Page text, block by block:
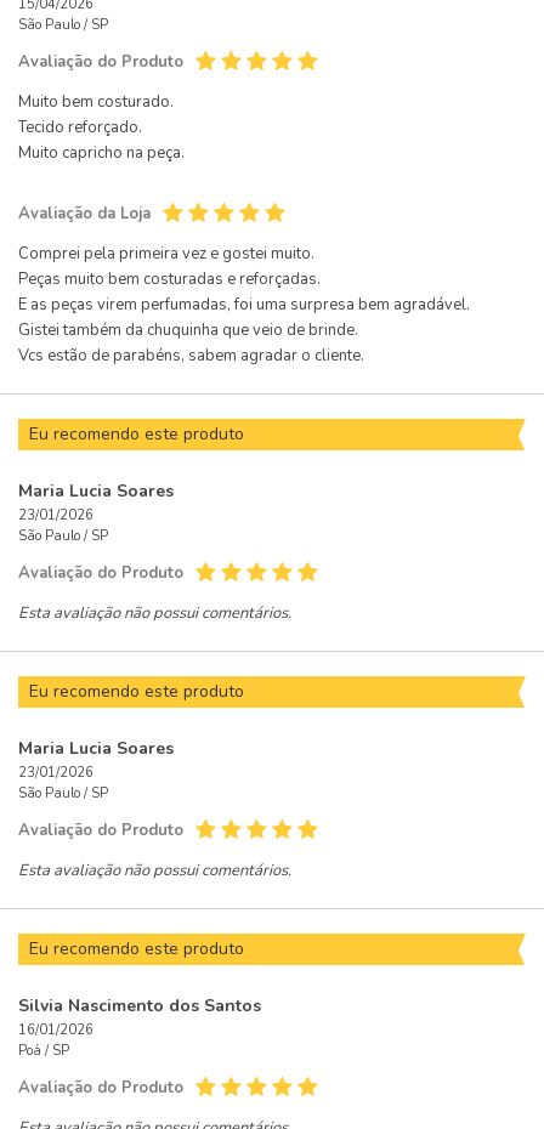
15/04/2026
São Paulo / SP
Avaliação do Produto
Muito bem costurado.
Tecido reforçado.
Muito capricho na peça.
Avaliação da Loja
Comprei pela primeira vez e gostei muito.
Peças muito bem costuradas e reforçadas.
E as peças virem perfumadas, foi uma surpresa bem agradável.
Gistei também da chuquinha que veio de brinde.
Vcs estão de parabéns, sabem agradar o cliente.
Eu recomendo este produto
Maria Lucia Soares
23/01/2026
São Paulo / SP
Avaliação do Produto
Esta avaliação não possui comentários.
Eu recomendo este produto
Maria Lucia Soares
23/01/2026
São Paulo / SP
Avaliação do Produto
Esta avaliação não possui comentários.
Eu recomendo este produto
Silvia Nascimento dos Santos
16/01/2026
Poá / SP
Avaliação do Produto